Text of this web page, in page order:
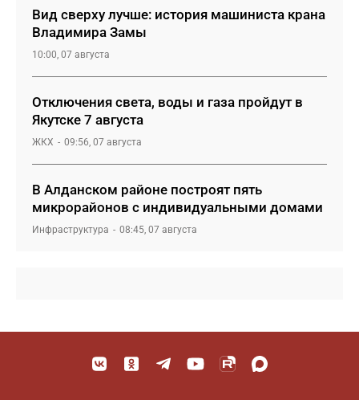
Вид сверху лучше: история машиниста крана
Владимира Замы
10:00, 07 августа
Отключения света, воды и газа пройдут в
Якутске 7 августа
ЖКХ 09:56, 07 августа
В Алданском районе построят пять
микрорайонов с индивидуальными домами
Инфраструктура 08:45, 07 августа